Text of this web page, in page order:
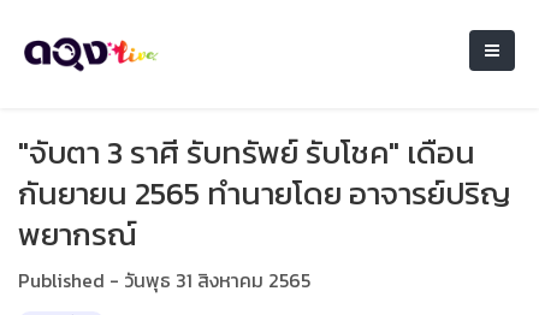
"จับตา 3 ราศี รับทรัพย์ รับโชค" เดือน
กันยายน 2565 ทำนายโดย อาจารย์ปริญ
พยากรณ์
Published - วันพุธ 31 สิงหาคม 2565